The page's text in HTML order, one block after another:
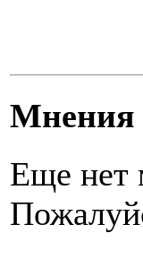
Мнения
Еще нет